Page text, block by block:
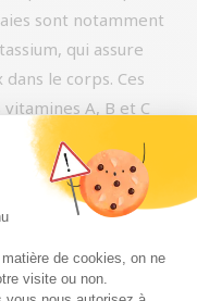
sont notamment
qui assure
dans le corps. Ces
A, B et C
le système
plus acide, ce
moins attrayant
peut
et anti-
dans les